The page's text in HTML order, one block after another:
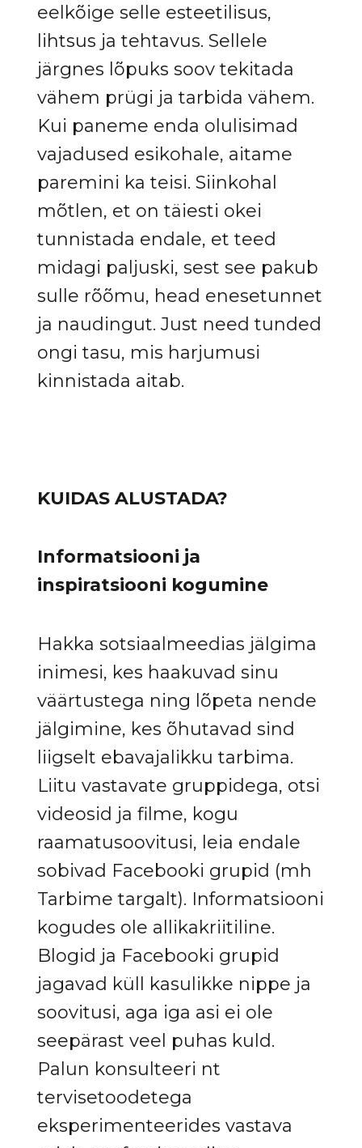
eelkõige selle esteetilisus,
lihtsus ja tehtavus. Sellele
järgnes lõpuks soov tekitada
vähem prügi ja tarbida vähem.
Kui paneme enda olulisimad
vajadused esikohale, aitame
paremini ka teisi. Siinkohal
mõtlen, et on täiesti okei
tunnistada endale, et teed
midagi paljuski, sest see pakub
sulle rõõmu, head enesetunnet
ja naudingut. Just need tunded
ongi tasu, mis harjumusi
kinnistada aitab.
KUIDAS ALUSTADA?
Informatsiooni ja
inspiratsiooni kogumine
Hakka sotsiaalmeedias jälgima
inimesi, kes haakuvad sinu
väärtustega ning lõpeta nende
jälgimine, kes õhutavad sind
liigselt ebavajalikku tarbima.
Liitu vastavate gruppidega, otsi
videosid ja filme, kogu
raamatusoovitusi, leia endale
sobivad Facebooki grupid (mh
Tarbime targalt). Informatsiooni
kogudes ole allikakriitiline.
Blogid ja Facebooki grupid
jagavad küll kasulikke nippe ja
soovitusi, aga iga asi ei ole
seepärast veel puhas kuld.
Palun konsulteeri nt
tervisetoodetega
eksperimenteerides vastava